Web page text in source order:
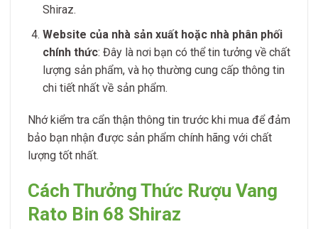
Shiraz.
Website của nhà sản xuất hoặc nhà phân phối
chính thức: Đây là nơi bạn có thể tin tưởng về chất
lượng sản phẩm, và họ thường cung cấp thông tin
chi tiết nhất về sản phẩm.
Nhớ kiểm tra cẩn thận thông tin trước khi mua để đảm
bảo bạn nhận được sản phẩm chính hãng với chất
lượng tốt nhất.
Cách Thưởng Thức Rượu Vang
Rato Bin 68 Shiraz